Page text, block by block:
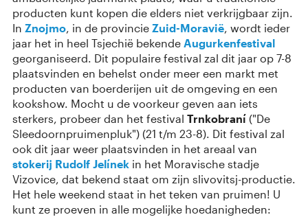
producten kunt kopen die elders niet verkrijgbaar zijn.
In Znojmo, in de provincie Zuid-Moravië, wordt ieder
jaar het in heel Tsjechië bekende Augurkenfestival
georganiseerd. Dit populaire festival zal dit jaar op 7-8
plaatsvinden en behelst onder meer een markt met
producten van boerderijen uit de omgeving en een
kookshow. Mocht u de voorkeur geven aan iets
sterkers, probeer dan het festival Trnkobraní ("De
Sleedoornpruimenpluk") (21 t/m 23-8). Dit festival zal
ook dit jaar weer plaatsvinden in het areaal van
stokerij Rudolf Jelínek in het Moravische stadje
Vizovice, dat bekend staat om zijn slivovitsj-productie.
Het hele weekend staat in het teken van pruimen! U
kunt ze proeven in alle mogelijke hoedanigheden: